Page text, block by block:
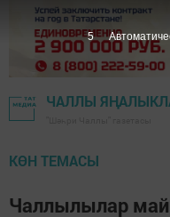
ЧАЛЛЫ
КӨН ТЕМАСЫ
Чаллылылар
4